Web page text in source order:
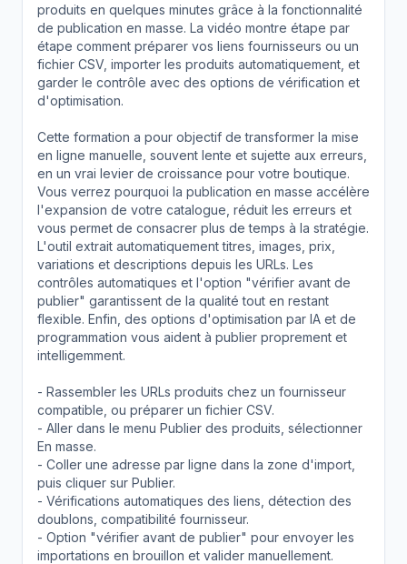
produits en quelques minutes grâce à la fonctionnalité
de publication en masse. La vidéo montre étape par
étape comment préparer vos liens fournisseurs ou un
fichier CSV, importer les produits automatiquement, et
garder le contrôle avec des options de vérification et
d'optimisation.
Cette formation a pour objectif de transformer la mise
en ligne manuelle, souvent lente et sujette aux erreurs,
en un vrai levier de croissance pour votre boutique.
Vous verrez pourquoi la publication en masse accélère
l'expansion de votre catalogue, réduit les erreurs et
vous permet de consacrer plus de temps à la stratégie.
L'outil extrait automatiquement titres, images, prix,
variations et descriptions depuis les URLs. Les
contrôles automatiques et l'option "vérifier avant de
publier" garantissent de la qualité tout en restant
flexible. Enfin, des options d'optimisation par IA et de
programmation vous aident à publier proprement et
intelligemment.
- Rassembler les URLs produits chez un fournisseur
compatible, ou préparer un fichier CSV.
- Aller dans le menu Publier des produits, sélectionner
En masse.
- Coller une adresse par ligne dans la zone d'import,
puis cliquer sur Publier.
- Vérifications automatiques des liens, détection des
doublons, compatibilité fournisseur.
- Option "vérifier avant de publier" pour envoyer les
importations en brouillon et valider manuellement.